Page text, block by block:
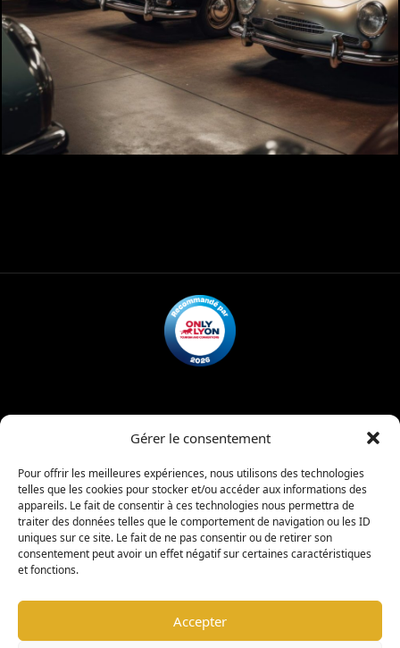
Gérer le consentement
Pour offrir les meilleures expériences, nous utilisons des technologies
telles que les cookies pour stocker et/ou accéder aux informations des
appareils. Le fait de consentir à ces technologies nous permettra de
traiter des données telles que le comportement de navigation ou les ID
uniques sur ce site. Le fait de ne pas consentir ou de retirer son
consentement peut avoir un effet négatif sur certaines caractéristiques
et fonctions.
Accepter
copyright © 2026 -Coligny Car Museum|Tous droits réservés
/www/wwwroot/colignycarmuseum.fr/wp-
content/plugins/sitepress-multilingual-